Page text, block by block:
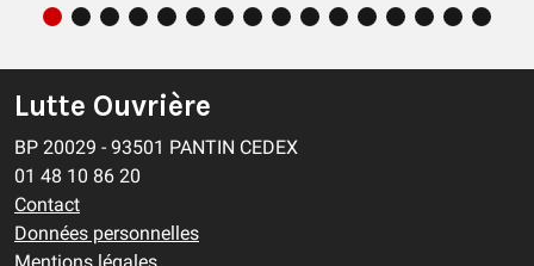
Lutte Ouvrière
BP 20029 - 93501 PANTIN CEDEX
01 48 10 86 20
Contact
Données personnelles